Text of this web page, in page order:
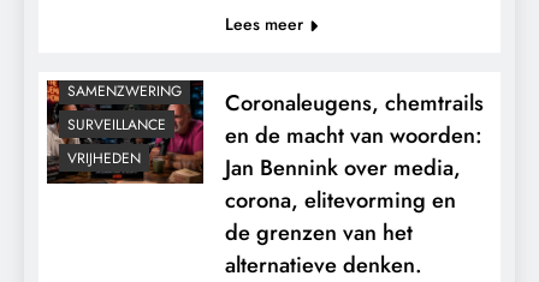
Lees meer
SAMENZWERING
SURVEILLANCE
VRIJHEDEN
Coronaleugens, chemtrails
en de macht van woorden:
Jan Bennink over media,
corona, elitevorming en
de grenzen van het
alternatieve denken.